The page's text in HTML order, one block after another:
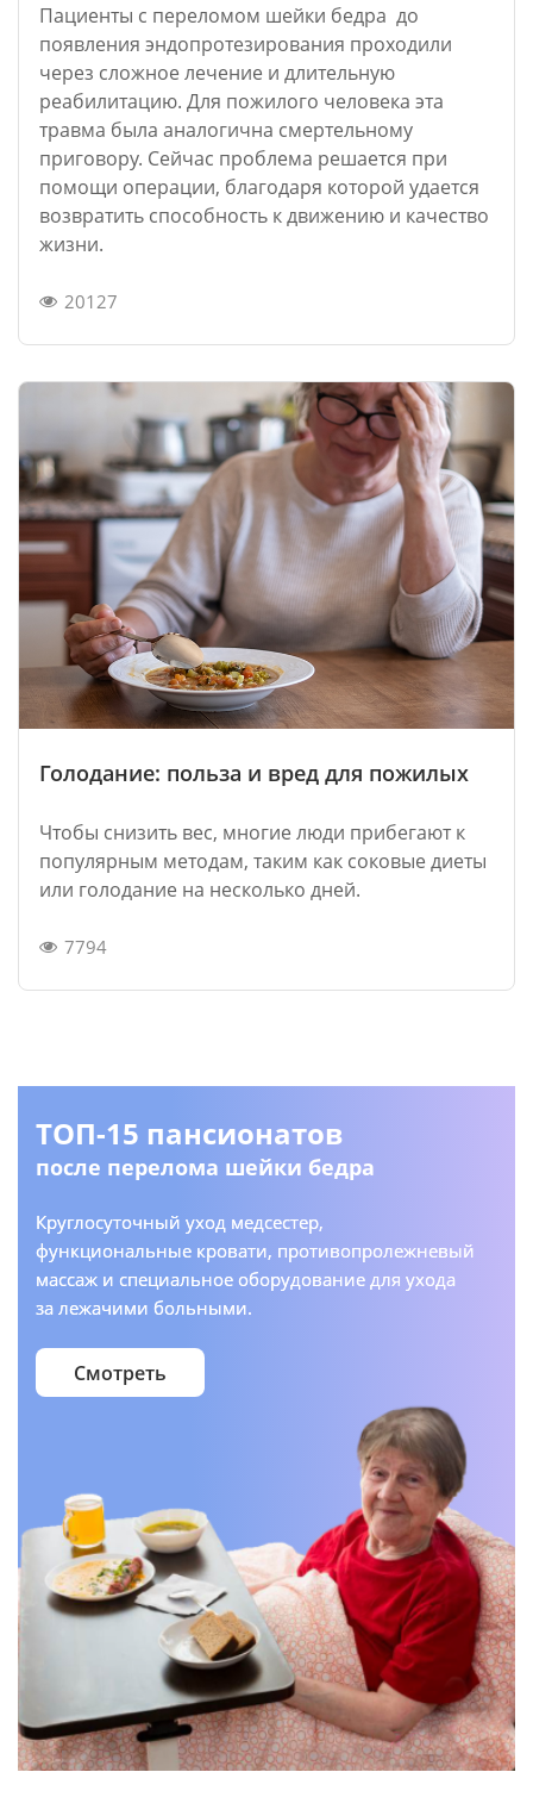
ТОП-15 пансионатов
после перелома шейки бедра
Круглосуточный уход медсестер,
функциональные кровати, противопролежневый
массаж и специальное оборудование для ухода
за лежачими больными.
Смотреть
Пациенты с переломом шейки бедра до
появления эндопротезирования проходили
через сложное лечение и длительную
реабилитацию. Для пожилого человека эта
травма была аналогична смертельному
приговору. Сейчас проблема решается при
помощи операции, благодаря которой удается
возвратить способность к движению и качество
жизни.
20127
Голодание: польза и вред для пожилых
Чтобы снизить вес, многие люди прибегают к
популярным методам, таким как соковые диеты
или голодание на несколько дней.
7794